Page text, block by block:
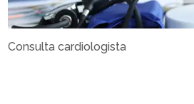
Consulta cardiologista